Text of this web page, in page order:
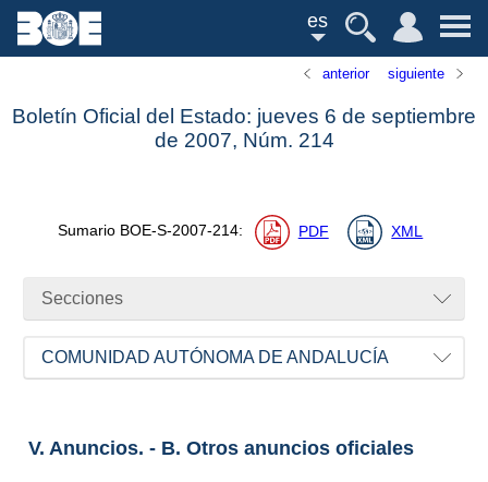
es
anterior siguiente
Boletín Oficial del Estado: jueves 6 de septiembre
de 2007, Núm. 214
Sumario BOE-S-2007-214: PDF XML
Secciones
COMUNIDAD AUTÓNOMA DE ANDALUCÍA
V. Anuncios. - B. Otros anuncios oficiales